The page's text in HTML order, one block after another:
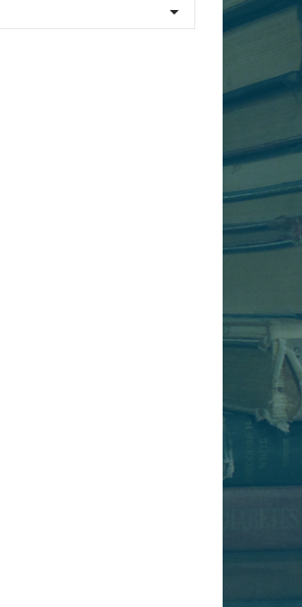
